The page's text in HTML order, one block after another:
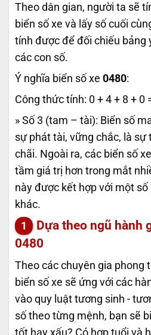
Theo dân gian, người ta sẽ
biển số xe và lấy số cuối
tính được để đối chiếu bảng
các con số.
Ý nghĩa biển số xe 0480:
Công thức tính: 0 + 4 + 8 + 0
» Số 3 (tam – tài): Biển số
sự phát tài, vững chắc, là sự
chãi. Ngoài ra, các biển số
tầm giá trị hơn trong mắt
này được kết hợp với một
khác.
Dựa theo ngũ hành
0480
Theo các chuyên gia phong
biển số xe sẽ ứng với các
vào quy luật tương sinh -
số theo từng mệnh, bạn sẽ